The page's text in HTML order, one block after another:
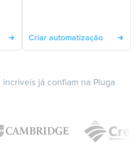
Criar automatização
incríveis já confiam na Pluga